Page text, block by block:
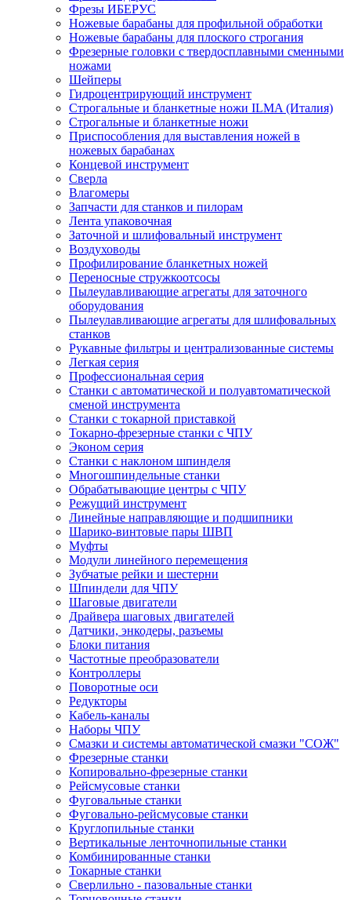
Фрезы ИБЕРУС
Ножевые барабаны для профильной обработки
Ножевые барабаны для плоского строгания
Фрезерные головки с твердосплавными сменными
ножами
Шейперы
Гидроцентрирующий инструмент
Строгальные и бланкетные ножи ILMA (Италия)
Cтрогальные и бланкетные ножи
Приспособления для выставления ножей в
ножевых барабанах
Концевой инструмент
Сверла
Влагомеры
Запчасти для станков и пилорам
Лента упаковочная
Заточной и шлифовальный инструмент
Воздуховоды
Профилирование бланкетных ножей
Переносные стружкоотсосы
Пылеулавливающие агрегаты для заточного
оборудования
Пылеулавливающие агрегаты для шлифовальных
станков
Рукавные фильтры и централизованные системы
Легкая серия
Профессиональная серия
Станки с автоматической и полуавтоматической
сменой инструмента
Станки с токарной приставкой
Токарно-фрезерные станки с ЧПУ
Эконом серия
Станки с наклоном шпинделя
Многошпиндельные станки
Обрабатывающие центры с ЧПУ
Режущий инструмент
Линейные направляющие и подшипники
Шарико-винтовые пары ШВП
Муфты
Модули линейного перемещения
Зубчатые рейки и шестерни
Шпиндели для ЧПУ
Шаговые двигатели
Драйвера шаговых двигателей
Датчики, энкодеры, разъемы
Блоки питания
Частотные преобразователи
Контроллеры
Поворотные оси
Редукторы
Кабель-каналы
Наборы ЧПУ
Смазки и системы автоматической смазки "СОЖ"
Фрезерные станки
Копировально-фрезерные станки
Рейсмусовые станки
Фуговальные станки
Фуговально-рейсмусовые станки
Круглопильные станки
Вертикальные ленточнопильные станки
Комбинированные станки
Токарные станки
Сверлильно - пазовальные станки